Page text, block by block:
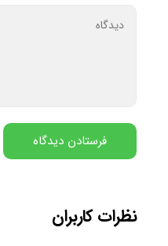
نظرات کاربران